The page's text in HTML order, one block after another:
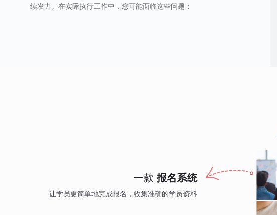
续发力。在实际执行工作中，您可能面临这些问题：
一款 报名系统
让学员更简单地完成报名，收集准确的学员资料